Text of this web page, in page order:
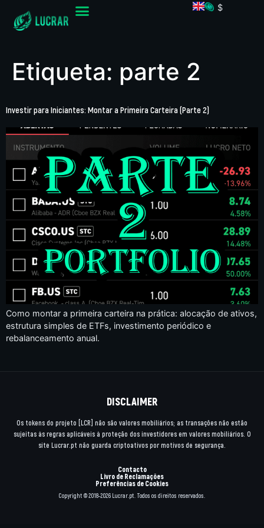
$
Etiqueta: parte 2
Investir para Iniciantes: Montar a Primeira Carteira (Parte 2)
Como montar a primeira carteira na prática: alocação de ativos,
estrutura simples de ETFs, investimento periódico e
rebalanceamento anual.
DISCLAIMER
Os tokens do projeto [LCR] não são valores mobiliários; as transações não estão
sujeitas às regras aplicáveis à proteção dos investidores em valores mobiliários. O
site Lucrar.pt não guarda criptoativos por motivos de segurança.
Contacto
Livro de Reclamações
Preferências de Cookies
Copyright © 2018-2026 Lucrar.pt. Todos os direitos reservados.